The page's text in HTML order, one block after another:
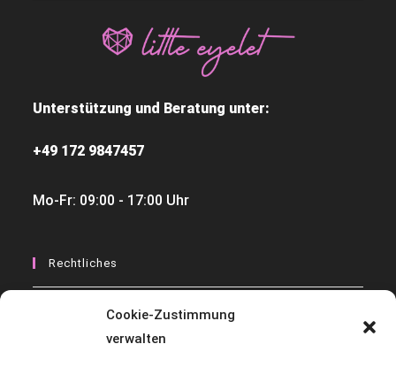
Cookie-Zustimmung
verwalten
Unterstützung und Beratung unter:
+49 172 9847457
Mo-Fr: 09:00 - 17:00 Uhr
Rechtliches
Datenschutzerklärung